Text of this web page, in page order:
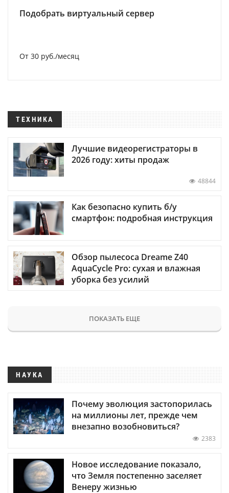
Подобрать виртуальный сервер
От 30 руб./месяц
ТЕХНИКА
Лучшие видеорегистраторы в
2026 году: хиты продаж
48844
Как безопасно купить б/у
смартфон: подробная инструкция
Обзор пылесоса Dreame Z40
AquaCycle Pro: сухая и влажная
уборка без усилий
ПОКАЗАТЬ ЕЩЕ
НАУКА
Почему эволюция застопорилась
на миллионы лет, прежде чем
внезапно возобновиться?
2383
Новое исследование показало,
что Земля постепенно заселяет
Венеру жизнью